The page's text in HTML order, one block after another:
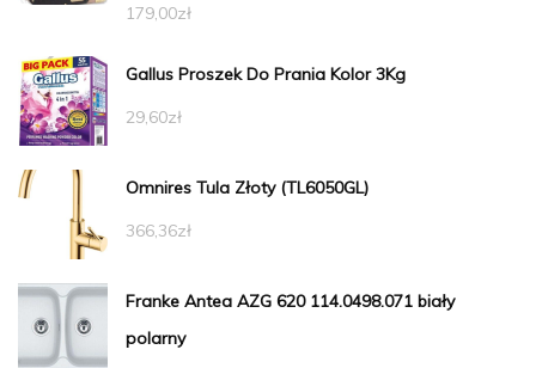
179,00zł
Gallus Proszek Do Prania Kolor 3Kg
29,60zł
Omnires Tula Złoty (TL6050GL)
366,36zł
Franke Antea AZG 620 114.0498.071 biały
polarny